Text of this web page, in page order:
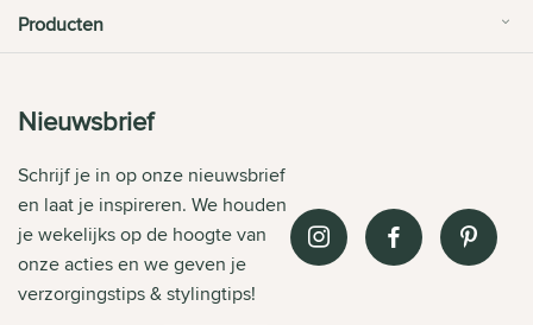
Producten
Nieuwsbrief
Schrijf je in op onze nieuwsbrief
en laat je inspireren. We houden
je wekelijks op de hoogte van
onze acties en we geven je
verzorgingstips & stylingtips!